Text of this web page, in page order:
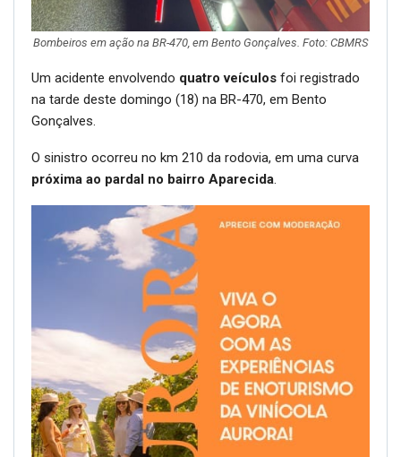
Bombeiros em ação na BR-470, em Bento Gonçalves. Foto: CBMRS
Um acidente envolvendo quatro veículos foi registrado
na tarde deste domingo (18) na BR-470, em Bento
Gonçalves.
O sinistro ocorreu no km 210 da rodovia, em uma curva
próxima ao pardal no bairro Aparecida.